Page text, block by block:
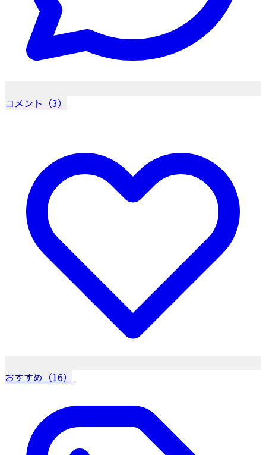
コメント（3）
おすすめ（16）